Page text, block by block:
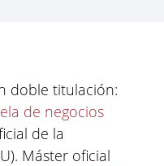
doble titulación:
de negocios
de la
Máster oficial